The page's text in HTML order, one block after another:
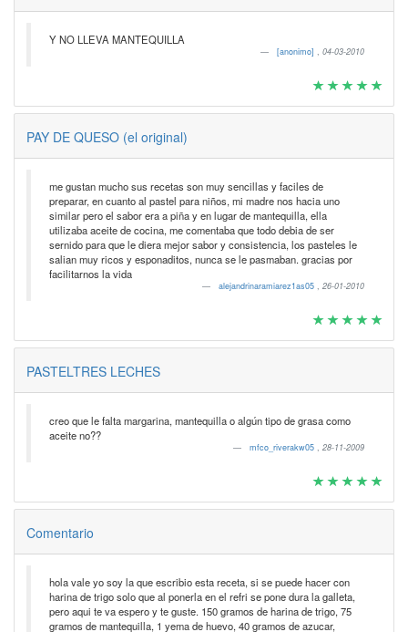
Y NO LLEVA MANTEQUILLA
[anonimo] , 04-03-2010
PAY DE QUESO (el original)
me gustan mucho sus recetas son muy sencillas y faciles de
preparar, en cuanto al pastel para niños, mi madre nos hacia uno
similar pero el sabor era a piña y en lugar de mantequilla, ella
utilizaba aceite de cocina, me comentaba que todo debia de ser
sernido para que le diera mejor sabor y consistencia, los pasteles le
salian muy ricos y esponaditos, nunca se le pasmaban. gracias por
facilitarnos la vida
alejandrinaramiarez1as05 , 26-01-2010
PASTELTRES LECHES
creo que le falta margarina, mantequilla o algún tipo de grasa como
aceite no??
mfco_riverakw05 , 28-11-2009
Comentario
hola vale yo soy la que escribio esta receta, si se puede hacer con
harina de trigo solo que al ponerla en el refri se pone dura la galleta,
pero aqui te va espero y te guste. 150 gramos de harina de trigo, 75
gramos de mantequilla, 1 yema de huevo, 40 gramos de azucar,